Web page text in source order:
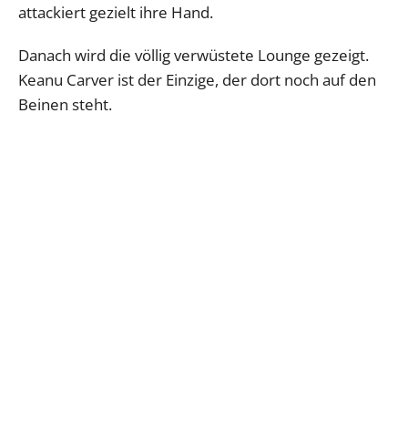
attackiert gezielt ihre Hand.
Danach wird die völlig verwüstete Lounge gezeigt.
Keanu Carver ist der Einzige, der dort noch auf den
Beinen steht.